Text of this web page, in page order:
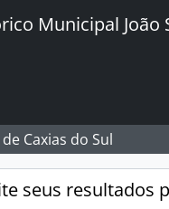
Municipal João
Caxias do Sul
seus resultados